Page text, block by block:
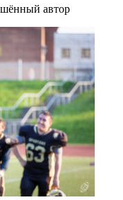
автор